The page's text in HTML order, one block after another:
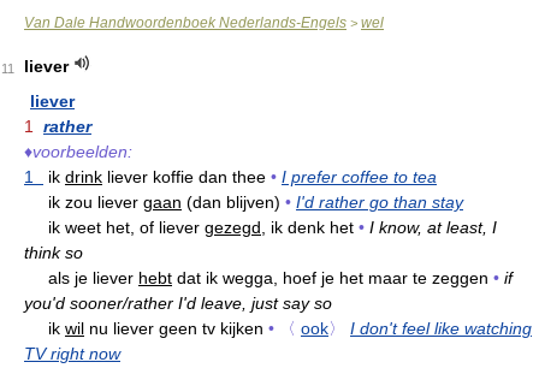
Van Dale Handwoordenboek Nederlands-Engels > wel
11
liever
liever
1 rather
♦voorbeelden:
1
ik drink liever koffie dan thee • I prefer coffee to tea
ik zou liever gaan (dan blijven) • I'd rather go than stay
ik weet het, of liever gezegd, ik denk het • I know, at least, I
think so
als je liever hebt dat ik wegga, hoef je het maar te zeggen • if
you'd sooner/rather I'd leave, just say so
ik wil nu liever geen tv kijken • 〈 ook〉
I don't feel like watching
TV right now